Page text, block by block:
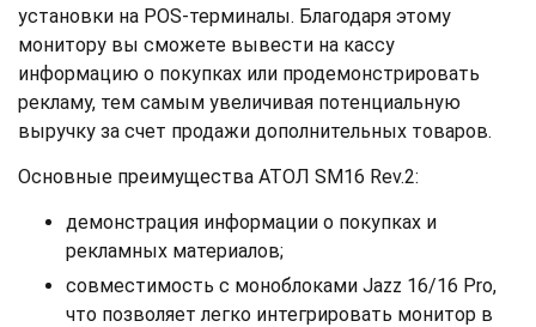
установки на POS-терминалы. Благодаря этому
монитору вы сможете вывести на кассу
информацию о покупках или продемонстрировать
рекламу, тем самым увеличивая потенциальную
выручку за счет продажи дополнительных товаров.
Основные преимущества АТОЛ SM16 Rev.2:
демонстрация информации о покупках и
рекламных материалов;
совместимость с моноблоками Jazz 16/16 Pro,
что позволяет легко интегрировать монитор в